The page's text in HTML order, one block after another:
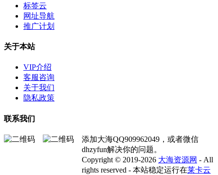
标签云
网址导航
推广计划
关于本站
VIP介绍
客服咨询
关于我们
隐私政策
联系我们
添加大海QQ909962049，或者微信
dhzyfun解决你的问题。
Copyright © 2019-2026 大海资源网 - All
rights reserved - 本站稳定运行在莱卡云